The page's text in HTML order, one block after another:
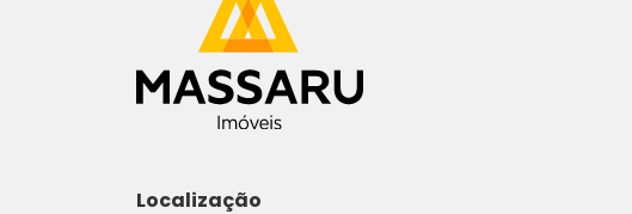
Localização